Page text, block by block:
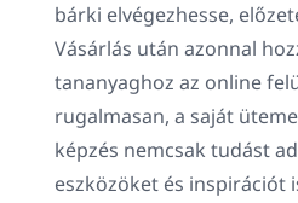
bárki elvégezhesse,
Vásárlás után azonnal
tananyaghoz az online
rugalmasan, a saját
képzés nemcsak tudást
eszközöket és inspirációt